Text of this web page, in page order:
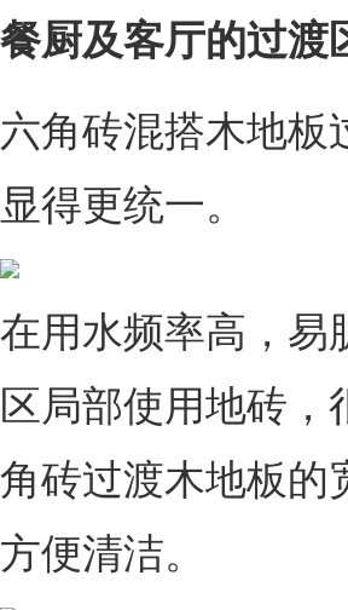
餐厨及客厅的过渡
六角砖混搭木地板
显得更统一。
在用水频率高，易
区局部使用地砖
角砖过渡木地板的
方便清洁。